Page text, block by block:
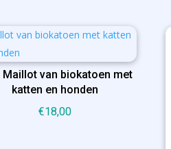
Maillot van biokatoen met
katten en honden
€18,00